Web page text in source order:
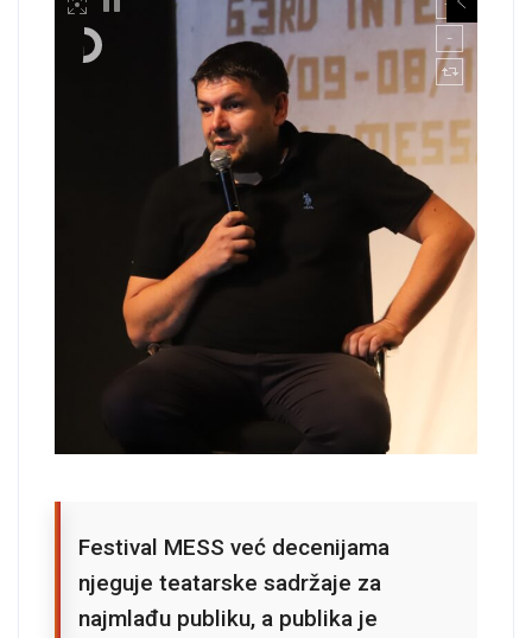
Festival MESS već decenijama
njeguje teatarske sadržaje za
najmlađu publiku, a publika je